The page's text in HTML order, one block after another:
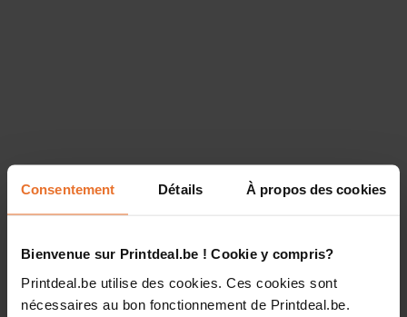
Consentement Détails À propos des cookies
Bienvenue sur Printdeal.be ! Cookie y compris?
Printdeal.be utilise des cookies. Ces cookies sont
nécessaires au bon fonctionnement de Printdeal.be.